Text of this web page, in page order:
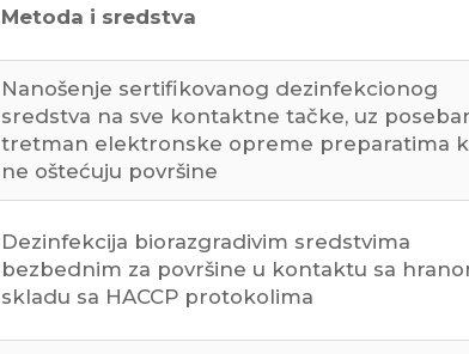
Metoda i sredstva
Nanošenje sertifikovanog dezinfekcionog
sredstva na sve kontaktne tačke, uz
tretman elektronske opreme preparatima
ne oštećuju površine
Dezinfekcija biorazgradivim sredstvima
bezbednim za površine u kontaktu sa
skladu sa HACCP protokolima